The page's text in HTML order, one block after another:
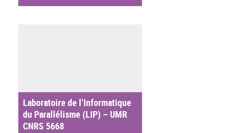
Laboratoire de l’Informatique
du Parallélisme (LIP) – UMR
CNRS 5668